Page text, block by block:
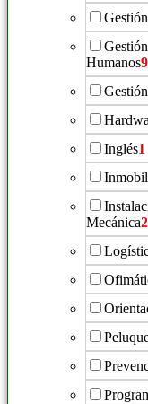
Humanos9
Inglés1
Mecánica2